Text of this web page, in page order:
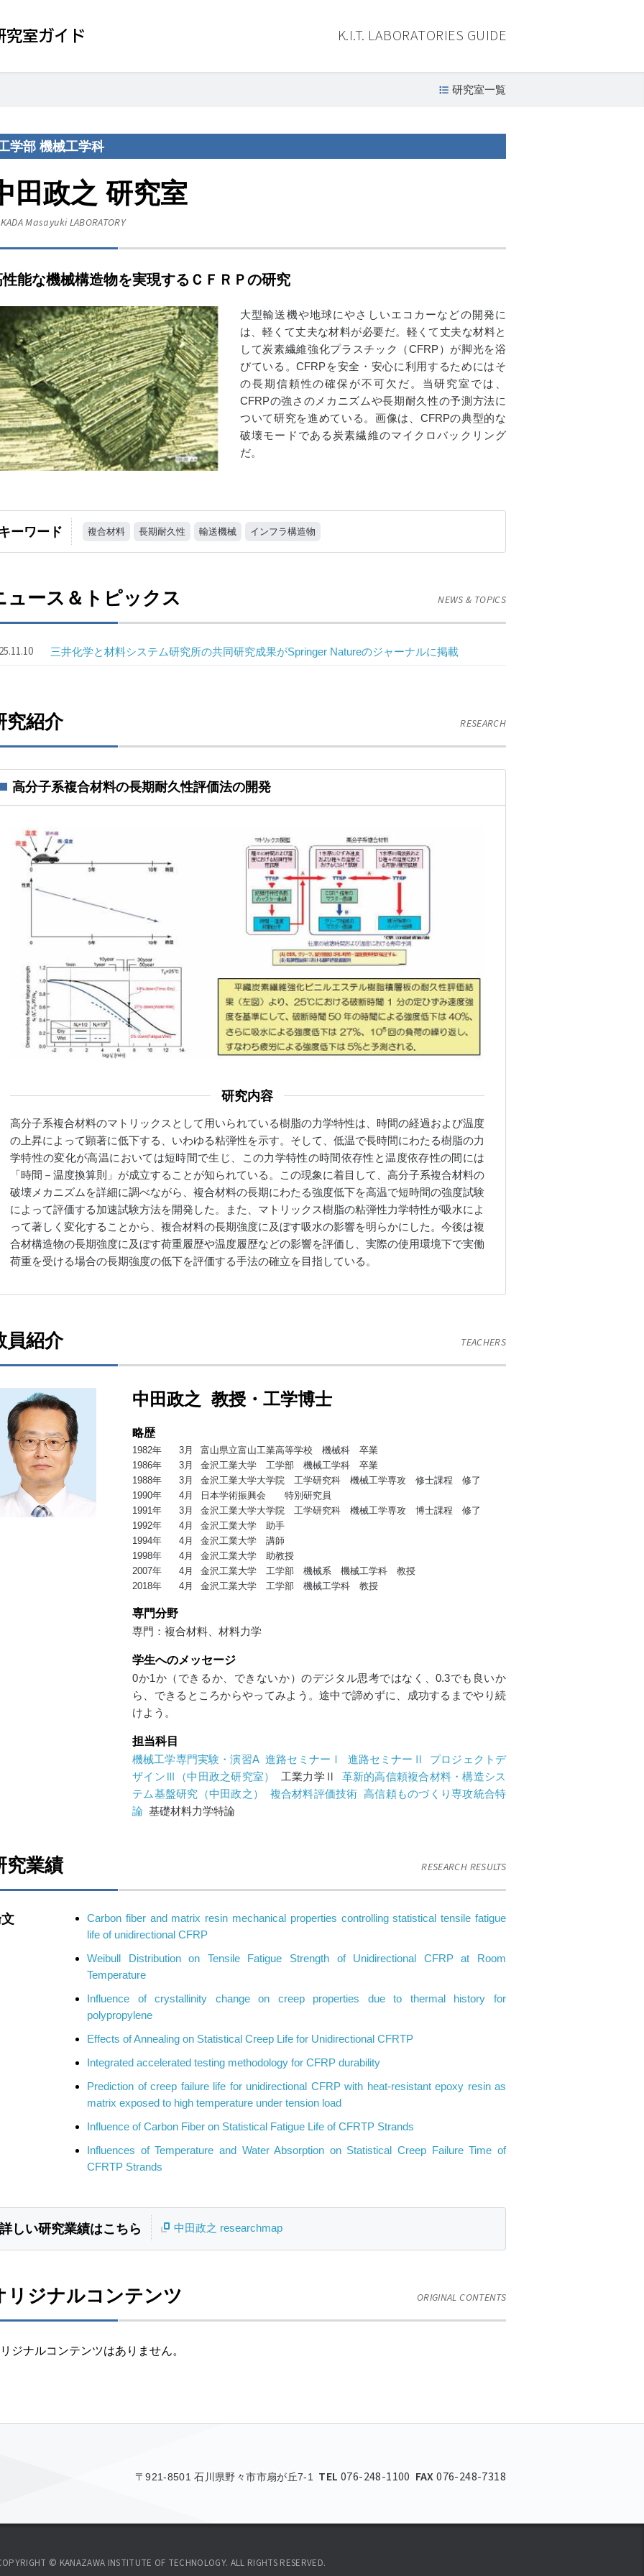
究室ガイド K.I.T. LABORATORIES GUIDE
研究室一覧
学部 機械工学科
田政之 研究室
MasayukiLABORATORY
性能な機械構造物を実現するＣＦＲＰの研究
大型輸送機や地球にやさしいエコカーなどの開発に
は、軽くて丈夫な材料が必要だ。軽くて丈夫な材料と
して炭素繊維強化プラスチック（CFRP）が脚光を浴
びている。CFRPを安全・安心に利用するためにはそ
の長期信頼性の確保が不可欠だ。当研究室では、
CFRPの強さのメカニズムや長期耐久性の予測方法に
ついて研究を進めている。画像は、CFRPの典型的な
破壊モードである炭素繊維のマイクロバックリング
だ。
ーワード 複合材料 長期耐久性 輸送機械 インフラ構造物
ュース＆トピックス NEWS & TOPICS
三井化学と材料システム研究所の共同研究成果がSpringer Natureのジャーナルに掲載
究紹介 RESEARCH
高分子系複合材料の長期耐久性評価法の開発
研究内容
高分子系複合材料のマトリックスとして用いられている樹脂の力学特性は、時間の経過および温度
の上昇によって顕著に低下する、いわゆる粘弾性を示す。そして、低温で長時間にわたる樹脂の力
学特性の変化が高温においては短時間で生じ、この力学特性の時間依存性と温度依存性の間には
「時間－温度換算則」が成立することが知られている。この現象に着目して、高分子系複合材料の
破壊メカニズムを詳細に調べながら、複合材料の長期にわたる強度低下を高温で短時間の強度試験
によって評価する加速試験方法を開発した。また、マトリックス樹脂の粘弾性力学特性が吸水によ
って著しく変化することから、複合材料の長期強度に及ぼす吸水の影響を明らかにした。今後は複
合材構造物の長期強度に及ぼす荷重履歴や温度履歴などの影響を評価し、実際の使用環境下で実働
荷重を受ける場合の長期強度の低下を評価する手法の確立を目指している。
員紹介 TEACHERS
中田政之 教授・工学博士
略歴
1982年 3月
富山県立富山工業高等学校 機械科 卒業
1986年
3月
金沢工業大学 工学部 機械工学科 卒業
1988年
3月
金沢工業大学大学院 工学研究科 機械工学専攻 修士課程 修了
1990年
4月
日本学術振興会 特別研究員
1991年
3月
金沢工業大学大学院 工学研究科 機械工学専攻 博士課程 修了
1992年
4月
金沢工業大学 助手
1994年
4月
金沢工業大学 講師
1998年
4月
金沢工業大学 助教授
2007年
4月
金沢工業大学 工学部 機械系 機械工学科 教授
2018年
4月 金沢工業大学 工学部 機械工学科 教授
専門分野
専門：複合材料、材料力学
学生へのメッセージ
0か1か（できるか、できないか）のデジタル思考ではなく、0.3でも良いか
ら、できるところからやってみよう。途中で諦めずに、成功するまでやり続
けよう。
担当科目
機械工学専門実験・演習A 進路セミナーⅠ 進路セミナーⅡ
プロジェクトデ
ザインⅢ（中田政之研究室）
工業力学Ⅱ 革新的高信頼複合材料・構造シス
テム基盤研究（中田政之）
複合材料評価技術 高信頼ものづくり専攻統合特
論 基礎材料力学特論
究業績 RESEARCH RESULTS
Carbon fiber and matrix resin mechanical properties controlling statistical tensile fatigue
life of unidirectional CFRP
Weibull Distribution on Tensile Fatigue Strength of Unidirectional CFRP at Room
Temperature
Influence of crystallinity change on creep properties due to thermal history for
polypropylene
Effects of Annealing on Statistical Creep Life for Unidirectional CFRTP
Integrated accelerated testing methodology for CFRP durability
Prediction of creep failure life for unidirectional CFRP with heat-resistant epoxy resin as
matrix exposed to high temperature under tension load
Influence of Carbon Fiber on Statistical Fatigue Life of CFRTP Strands
Influences of Temperature and Water Absorption on Statistical Creep Failure Time of
CFRTP Strands
しい研究業績はこちら 中田政之 researchmap
リジナルコンテンツ ORIGINAL CONTENTS
ジナルコンテンツはありません。
〒921-8501 石川県野々市市扇が丘7-1 TEL 076-248-1100 FAX076-248-7318
© KANAZAWA INSTITUTE OF TECHNOLOGY. ALL RIGHTS RESERVED.